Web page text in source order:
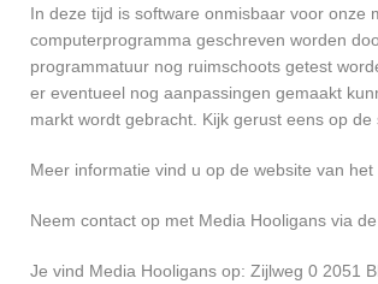
In deze tijd is software onmisbaar voor onze
computerprogramma geschreven worden
programmatuur nog ruimschoots getest
er eventueel nog aanpassingen gemaakt
markt wordt gebracht. Kijk gerust eens op
Meer informatie vind u op de website van het
Neem contact op met Media Hooligans via
Je vind Media Hooligans op: Zijlweg 0 2051